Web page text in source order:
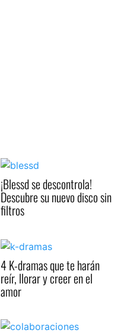
¡Blessd se descontrola!
Descubre su nuevo disco sin
filtros
4 K-dramas que te harán
reír, llorar y creer en el
amor